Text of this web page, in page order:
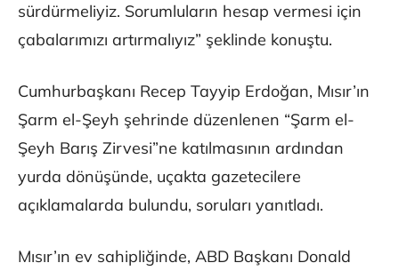
sürdürmeliyiz. Sorumluların hesap vermesi için
çabalarımızı artırmalıyız” şeklinde konuştu.
Cumhurbaşkanı Recep Tayyip Erdoğan, Mısır’ın
Şarm el-Şeyh şehrinde düzenlenen “Şarm el-
Şeyh Barış Zirvesi”ne katılmasının ardından
yurda dönüşünde, uçakta gazetecilere
açıklamalarda bulundu, soruları yanıtladı.
Mısır’ın ev sahipliğinde, ABD Başkanı Donald